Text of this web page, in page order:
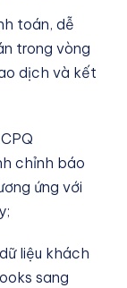
toán, dễ
trong vòng
dịch và kết
chỉnh báo
ứng với
liệu khách
sang